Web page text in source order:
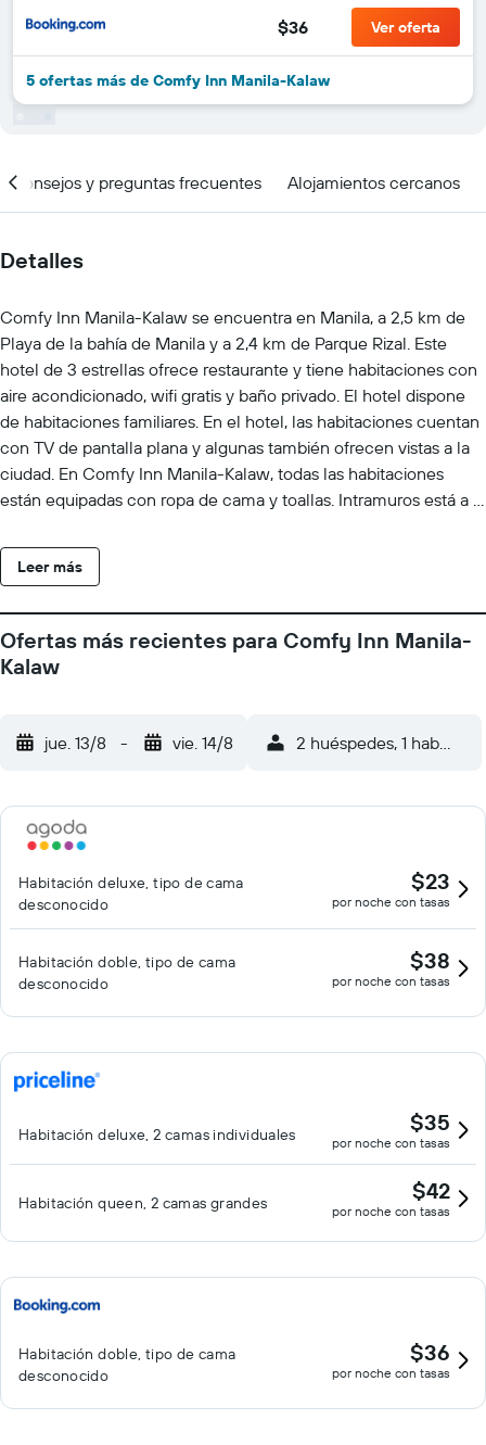
$36 Ver oferta
5 ofertas más de Comfy Inn Manila-Kalaw
Consejos y preguntas frecuentes Alojamientos cercanos
Detalles
Comfy Inn Manila-Kalaw se encuentra en Manila, a 2,5 km de
Playa de la bahía de Manila y a 2,4 km de Parque Rizal. Este
hotel de 3 estrellas ofrece restaurante y tiene habitaciones con
aire acondicionado, wifi gratis y baño privado. El hotel dispone
de habitaciones familiares. En el hotel, las habitaciones cuentan
con TV de pantalla plana y algunas también ofrecen vistas a la
ciudad. En Comfy Inn Manila-Kalaw, todas las habitaciones
están equipadas con ropa de cama y toallas. Intramuros está a 3
está a 3,7 km. El aeropuerto (Aeropuerto internacional Ninoy
Aquino) está a 12 km, y el alojamiento ofrece servicio de traslado
Leer más
Ofertas más recientes para Comfy Inn Manila-
Kalaw
jue. 13/8 - vie. 14/8 2 huéspedes, 1
Habitación deluxe, tipo de cama
desconocido
$23
por noche con tasas
Habitación doble, tipo de cama
desconocido
$38
por noche con tasas
Habitación deluxe, 2 camas individuales $35
por noche con tasas
Habitación queen, 2 camas grandes $42
por noche con tasas
Habitación doble, tipo de cama
desconocido
$36
por noche con tasas